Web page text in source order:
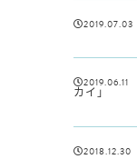
2019.07.03
2019.06.11
カイ」
2018.12.30